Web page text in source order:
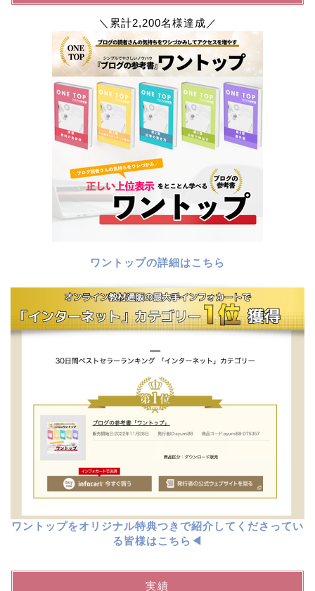
＼累計2,200名様達成／
ワントップの詳細はこちら
ワントップをオリジナル特典つきで紹介してくださってい
る皆様はこちら◀︎
実績